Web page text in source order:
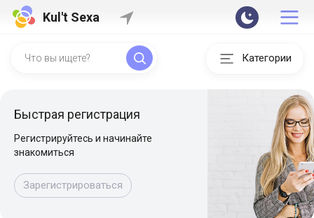
Kul't Sexa
Категории
Быстрая регистрация
Регистрируйтесь и начинайте
знакомиться
Зарегистрироваться